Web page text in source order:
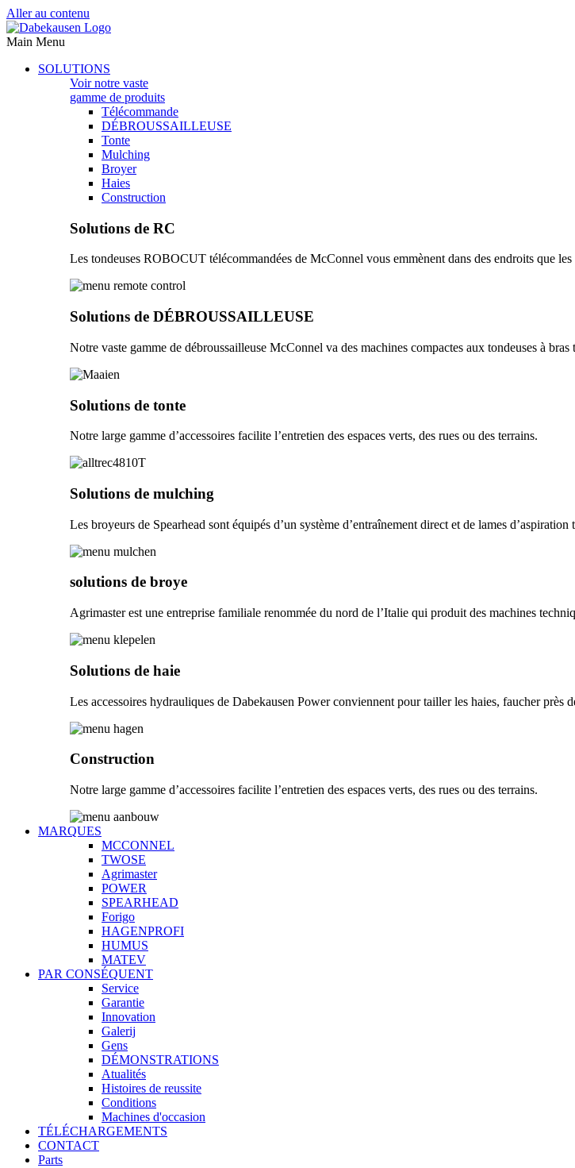
Aller au contenu
Main Menu
SOLUTIONS
Voir notre vaste
gamme de produits
Télécommande
DÉBROUSSAILLEUSE
Tonte
Mulching
Broyer
Haies
Construction
Solutions de RC
Les tondeuses ROBOCUT télécommandées de McConnel vous emmènent dans des endroits que
Solutions de DÉBROUSSAILLEUSE
Notre vaste gamme de débroussailleuse McConnel va des machines compactes aux tondeuses à bras
Solutions de tonte
Notre large gamme d’accessoires facilite l’entretien des espaces verts, des rues ou des terrains.
Solutions de mulching
Les broyeurs de Spearhead sont équipés d’un système d’entraînement direct et de lames
solutions de broye
Agrimaster est une entreprise familiale renommée du nord de l’Italie qui produit des machines
Solutions de haie
Les accessoires hydrauliques de Dabekausen Power conviennent pour tailler les haies, faucher près
Construction
Notre large gamme d’accessoires facilite l’entretien des espaces verts, des rues ou des terrains.
MARQUES
MCCONNEL
TWOSE
Agrimaster
POWER
SPEARHEAD
Forigo
HAGENPROFI
HUMUS
MATEV
PAR CONSÉQUENT
Service
Garantie
Innovation
Galerij
Gens
DÉMONSTRATIONS
Atualités
Histoires de reussite
Conditions
Machines d'occasion
TÉLÉCHARGEMENTS
CONTACT
Parts